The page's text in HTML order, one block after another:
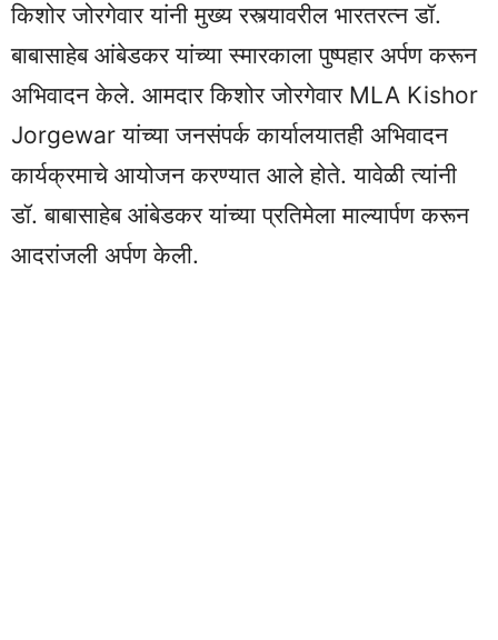
किशोर जोरगेवार यांनी मुख्य रस्त्यावरील भारतरत्न डॉ.
बाबासाहेब आंबेडकर यांच्या स्मारकाला पुष्पहार अर्पण करून
अभिवादन केले. आमदार किशोर जोरगेवार MLA Kishor
Jorgewar यांच्या जनसंपर्क कार्यालयातही अभिवादन
कार्यक्रमाचे आयोजन करण्यात आले होते. यावेळी त्यांनी
डॉ. बाबासाहेब आंबेडकर यांच्या प्रतिमेला माल्यार्पण करून
आदरांजली अर्पण केली.